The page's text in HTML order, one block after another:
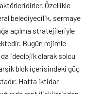
Özellikle
belediyecilik, sermaye
açılma stratejileriyle
Bugün rejimle
da ideolojik olarak solcu
blok içerisindeki güç
Hatta iktidar